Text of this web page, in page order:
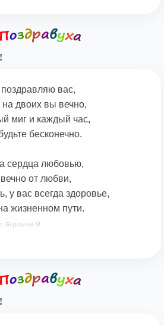
вас,
на двоих вы вечно,
миг и каждый час,
бесконечно.
сердца любовью,
от любви,
у вас всегда здоровье,
жизненном пути.
Берсанов М.